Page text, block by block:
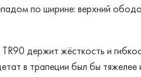
по ширине: верхний
держит жёсткость и
в трапеции был бы